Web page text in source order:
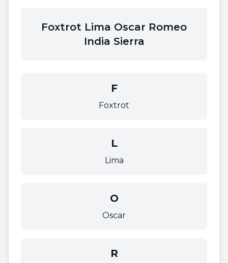
Foxtrot Lima Oscar Romeo
India Sierra
F
Foxtrot
L
Lima
O
Oscar
R